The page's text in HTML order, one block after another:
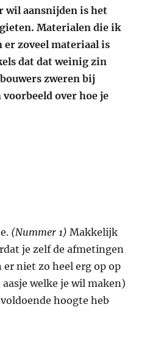
wil aansnijden is het
Materialen die ik
zoveel materiaal is
dat dat weinig zin
zweren bij
over hoe je
(Nummer 1) Makkelijk
je zelf de afmetingen
niet zo heel erg op op
welke je wil maken)
hoogte heb